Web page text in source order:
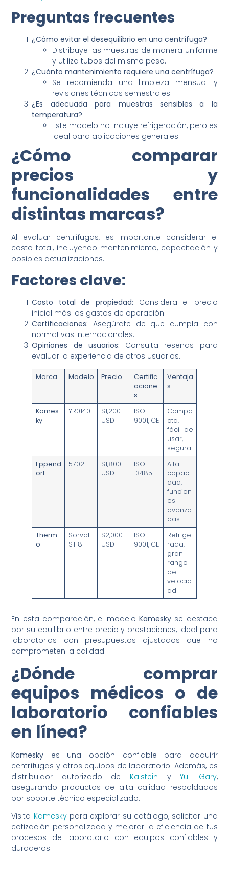
Preguntas frecuentes
¿Cómo evitar el desequilibrio en una centrífuga?
Distribuye las muestras de manera uniforme
y utiliza tubos del mismo peso.
¿Cuánto mantenimiento requiere una centrífuga?
Se recomienda una limpieza mensual y
revisiones técnicas semestrales.
¿Es adecuada para muestras sensibles a la
temperatura?
Este modelo no incluye refrigeración, pero es
ideal para aplicaciones generales.
¿Cómo comparar
precios y
funcionalidades entre
distintas marcas?
Al evaluar centrífugas, es importante considerar el
costo total, incluyendo mantenimiento, capacitación y
posibles actualizaciones.
Factores clave:
Costo total de propiedad: Considera el precio
inicial más los gastos de operación.
Certificaciones: Asegúrate de que cumpla con
normativas internacionales.
Opiniones de usuarios: Consulta reseñas para
evaluar la experiencia de otros usuarios.
Marca Modelo Precio
Certific
acione
s
Ventaja
s
Kames
ky
YR0140-
1
$1,200
USD
ISO
9001, CE
Compa
cta,
fácil de
usar,
segura
Eppend
orf
5702
$1,800
USD
ISO
13485
Alta
capaci
dad,
funcion
es
avanza
das
Therm
o
Sorvall
ST 8
$2,000
USD
ISO
9001, CE
Refrige
rada,
gran
rango
de
velocid
ad
En esta comparación, el modeloKamesky se destaca
por su equilibrio entre precio y prestaciones, ideal para
laboratorios con presupuestos ajustados que no
comprometen la calidad.
¿Dónde comprar
equipos médicos o de
laboratorio confiables
en línea?
Kamesky es una opción confiable para adquirir
centrífugas y otros equipos de laboratorio. Además, es
distribuidor autorizado de Kalstein yYul Gary,
asegurando productos de alta calidad respaldados
por soporte técnico especializado.
Visita Kameskypara explorar su catálogo, solicitar una
cotización personalizada y mejorar la eficiencia de tus
procesos de laboratorio con equipos confiables y
duraderos.